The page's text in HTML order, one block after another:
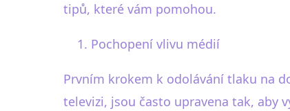
tipů, které vám pomohou.
Pochopení vlivu médií
Prvním krokem k odolávání tlaku na
televizi, jsou často upravena tak, aby